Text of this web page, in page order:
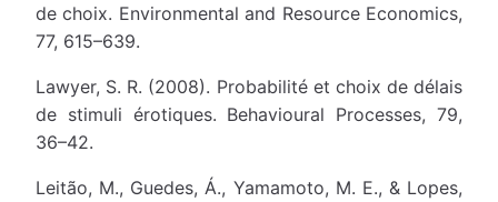
de choix. Environmental and Resource Economics,
77, 615–639.
Lawyer, S. R. (2008). Probabilité et choix de délais
de stimuli érotiques. Behavioural Processes, 79,
36–42.
Leitão, M., Guedes, Á., Yamamoto, M. E., & Lopes,